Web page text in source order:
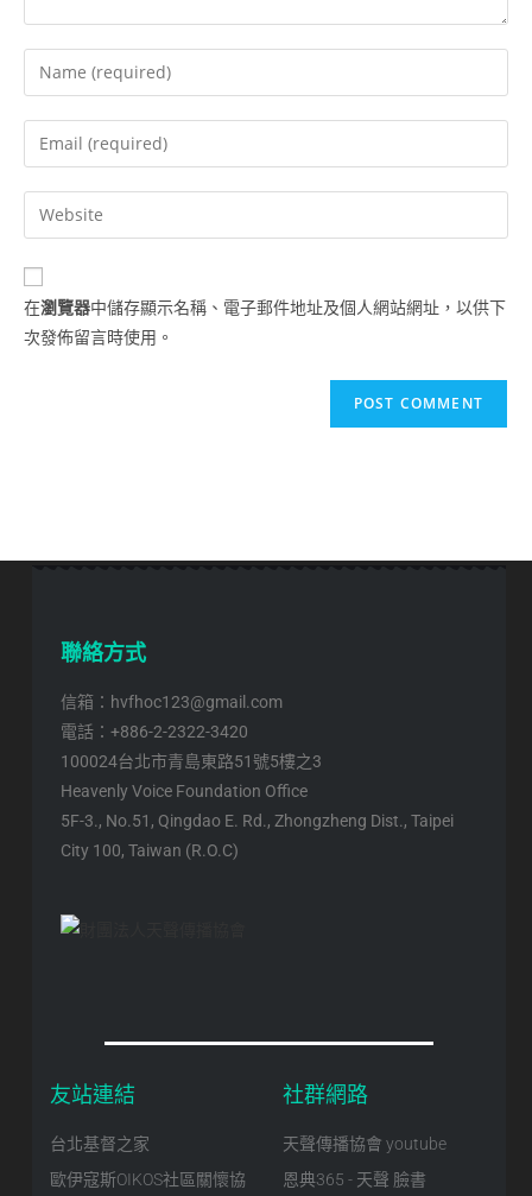
在瀏覽器中儲存顯示名稱、電子郵件地址及個人網站網址，以供下
次發佈留言時使用。
聯絡方式
信箱：hvfhoc123@gmail.com
電話：+886-2-2322-3420
100024台北市青島東路51號5樓之3
Heavenly Voice Foundation Office
5F-3., No.51, Qingdao E. Rd., Zhongzheng Dist., Taipei
City 100, Taiwan (R.O.C)
友站連結
台北基督之家
歐伊寇斯OIKOS社區關懷協
社群網路
天聲傳播協會 youtube
恩典365 - 天聲 臉書